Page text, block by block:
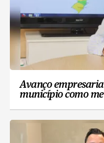
Avanço
município como